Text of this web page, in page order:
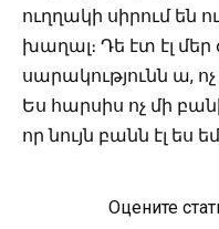
ուղղակի սիրում են
խաղալ։ Դե էտ էլ
սարակությունն ա,
Ես հարսիս ոչ մի
որ նույն բանն էլ ես
Оцените